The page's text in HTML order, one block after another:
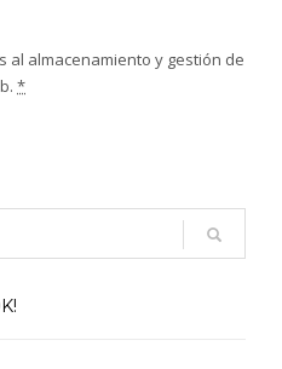
al almacenamiento y gestión de
*